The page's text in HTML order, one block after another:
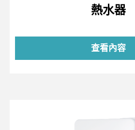
熱水器
查看內容